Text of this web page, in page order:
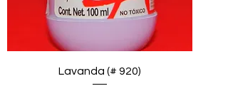
Lavanda (# 920)